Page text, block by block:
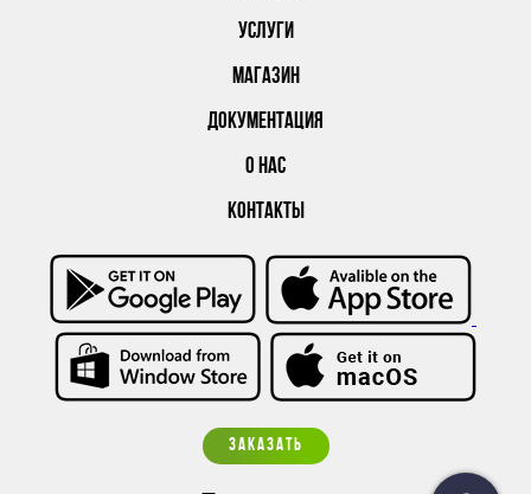
УСЛУГИ
МАГАЗИН
ДОКУМЕНТАЦИЯ
О НАС
КОНТАКТЫ
ЗАКАЗАТЬ